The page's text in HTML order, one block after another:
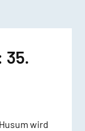
35.
wird